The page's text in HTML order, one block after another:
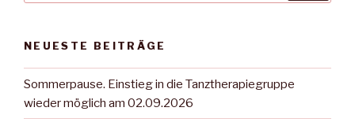
NEUESTE BEITRÄGE
Sommerpause. Einstieg in die Tanztherapiegruppe
wieder möglich am 02.09.2026